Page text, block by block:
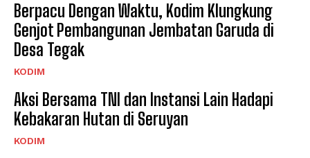
Berpacu Dengan Waktu, Kodim Klungkung
Genjot Pembangunan Jembatan Garuda di
Desa Tegak
KODIM
Aksi Bersama TNI dan Instansi Lain Hadapi
Kebakaran Hutan di Seruyan
KODIM